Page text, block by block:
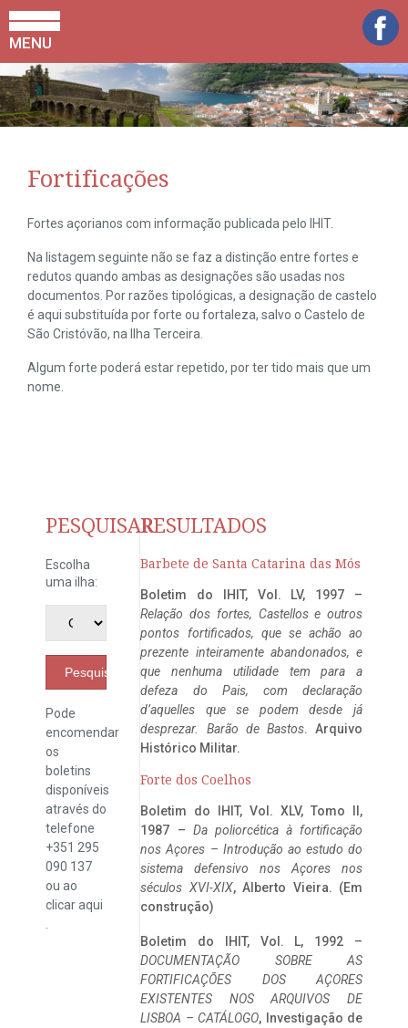
MENU
Fortificações
Fortes açorianos com informação publicada pelo IHIT.
Na listagem seguinte não se faz a distinção entre fortes e
redutos quando ambas as designações são usadas nos
documentos. Por razões tipológicas, a designação de castelo
é aqui substituída por forte ou fortaleza, salvo o Castelo de
São Cristóvão, na Ilha Terceira.
Algum forte poderá estar repetido, por ter tido mais que um
nome.
PESQUISAR
Escolha
uma ilha:
Pesquisar
Pode
encomendar
os
boletins
disponíveis
através do
telefone
+351 295
090 137
ou ao
clicaraqui
RESULTADOS
Barbete de Santa Catarina das Mós
Boletim do IHIT, Vol. LV, 1997 –
Relação dos fortes, Castellos e outros
pontos fortificados, que se achão ao
prezente inteiramente abandonados, e
que nenhuma utilidade tem para a
defeza do Pais, com declaração
d’aquelles que se podem desde já
desprezar. Barão de Bastos. Arquivo
Histórico Militar.
Forte dos Coelhos
Boletim do IHIT, Vol. XLV, Tomo II,
1987 – Da poliorcética à fortificação
nos Açores – Introdução ao estudo do
sistema defensivo nos Açores nos
séculos XVI-XIX, Alberto Vieira. (Em
construção)
Boletim do IHIT, Vol. L, 1992 –
DOCUMENTAÇÃO SOBRE AS
FORTIFICAÇÕES DOS AÇORES
EXISTENTES NOS ARQUIVOS DE
LISBOA – CATÁLOGO, Investigação de